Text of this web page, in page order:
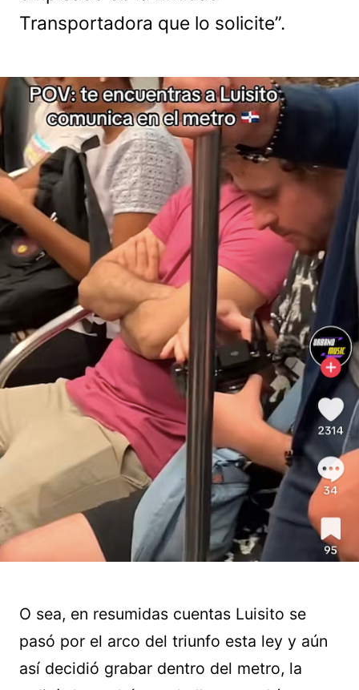
Transportadora que lo solicite”.
O sea, en resumidas cuentas Luisito se
pasó por el arco del triunfo esta ley y aún
así decidió grabar dentro del metro, la